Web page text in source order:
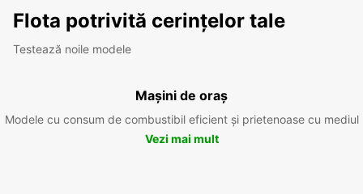
Flota potrivită cerințelor tale
Testează noile modele
Mașini de oraș
Modele cu consum de combustibil eficient și prietenoase cu mediul
Vezi mai mult